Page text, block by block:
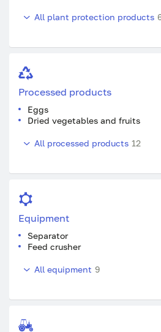
All plant protection products
Processed products
Eggs
Dried vegetables and fruits
All processed products 12
Equipment
Separator
Feed crusher
All equipment 9